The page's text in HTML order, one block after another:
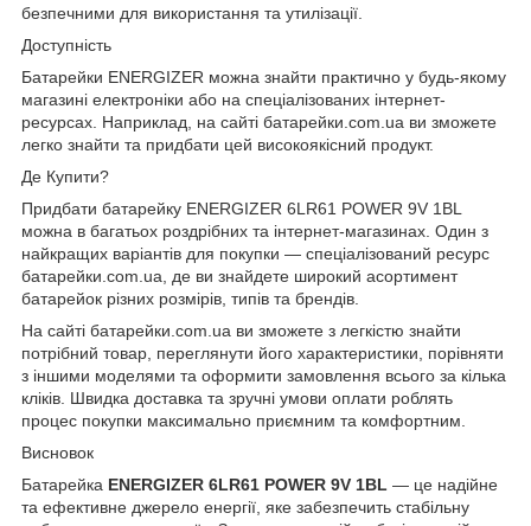
безпечними для використання та утилізації.
Доступність
Батарейки ENERGIZER можна знайти практично у будь-якому
магазині електроніки або на спеціалізованих інтернет-
ресурсах. Наприклад, на сайті батарейки.com.ua ви зможете
легко знайти та придбати цей високоякісний продукт.
Де Купити?
Придбати батарейку ENERGIZER 6LR61 POWER 9V 1BL
можна в багатьох роздрібних та інтернет-магазинах. Один з
найкращих варіантів для покупки — спеціалізований ресурс
батарейки.com.ua , де ви знайдете широкий асортимент
батарейок різних розмірів, типів та брендів.
На сайті батарейки.com.ua ви зможете з легкістю знайти
потрібний товар, переглянути його характеристики, порівняти
з іншими моделями та оформити замовлення всього за кілька
кліків. Швидка доставка та зручні умови оплати роблять
процес покупки максимально приємним та комфортним.
Висновок
Батарейка ENERGIZER 6LR61 POWER 9V 1BL — це надійне
та ефективне джерело енергії, яке забезпечить стабільну